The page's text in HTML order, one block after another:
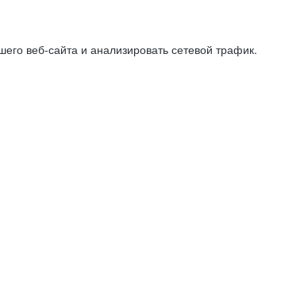
веб-сайта и анализировать сетевой трафик.